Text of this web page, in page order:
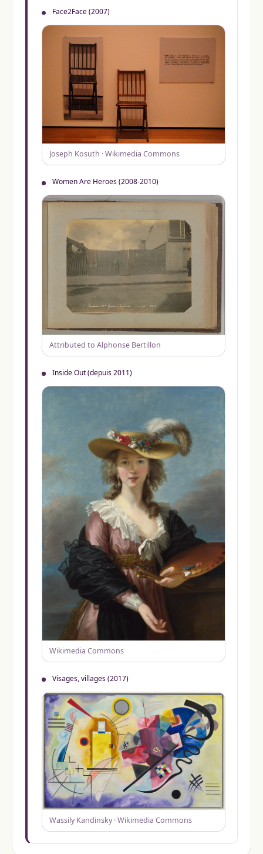
Face2Face (2007)
Joseph Kosuth · Wikimedia Commons
Women Are Heroes (2008-2010)
Attributed to Alphonse Bertillon
Inside Out (depuis 2011)
Wikimedia Commons
Visages, villages (2017)
Wassily Kandinsky · Wikimedia Commons